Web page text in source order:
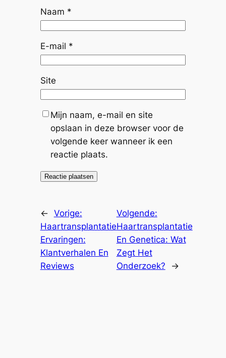
Naam *
E-mail *
Site
Mijn naam, e-mail en site
opslaan in deze browser voor de
volgende keer wanneer ik een
reactie plaats.
← Vorige:
Haartransplantatie
Ervaringen:
Klantverhalen En
Reviews
Volgende:
Haartransplantatie
En Genetica: Wat
Zegt Het
Onderzoek?
→